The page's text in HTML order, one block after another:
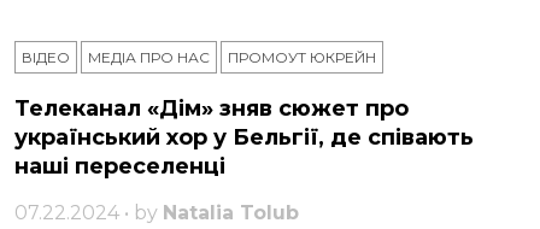
ВІДЕО МЕДІА ПРО НАС ПРОМОУТ ЮКРЕЙН
Телеканал «Дім» зняв сюжет про
український хор у Бельгії, де співають
наші переселенці
07.22.2024 • by Natalia Tolub